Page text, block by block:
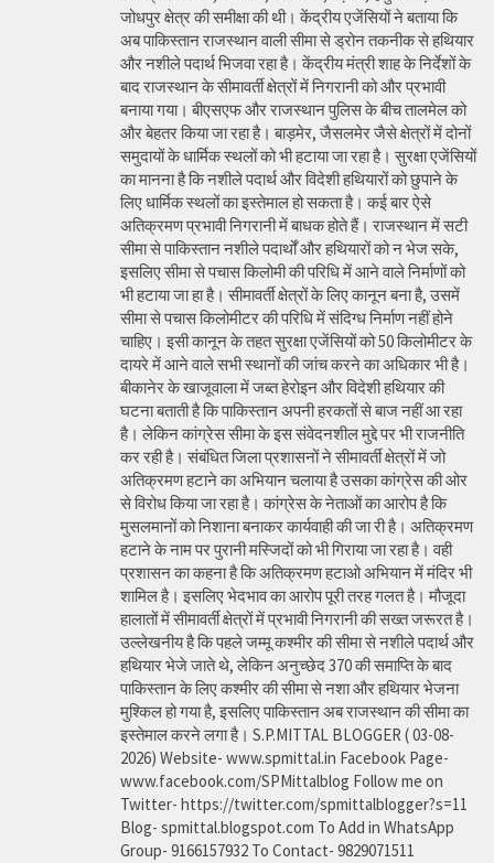
जोधपुर क्षेत्र की समीक्षा की थी। केंद्रीय एजेंसियों ने बताया कि
अब पाकिस्तान राजस्थान वाली सीमा से ड्रोन तकनीक से हथियार
और नशीले पदार्थ भिजवा रहा है। केंद्रीय मंत्री शाह के निर्देशों के
बाद राजस्थान के सीमावर्ती क्षेत्रों में निगरानी को और प्रभावी
बनाया गया। बीएसएफ और राजस्थान पुलिस के बीच तालमेल को
और बेहतर किया जा रहा है। बाड़मेर, जैसलमेर जैसे क्षेत्रों में दोनों
समुदायों के धार्मिक स्थलों को भी हटाया जा रहा है। सुरक्षा एजेंसियों
का मानना है कि नशीले पदार्थ और विदेशी हथियारों को छुपाने के
लिए धार्मिक स्थलों का इस्तेमाल हो सकता है। कई बार ऐसे
अतिक्रमण प्रभावी निगरानी में बाधक होते हैं। राजस्थान में सटी
सीमा से पाकिस्तान नशीले पदार्थों और हथियारों को न भेज सके,
इसलिए सीमा से पचास किलोमी की परिधि में आने वाले निर्माणों को
भी हटाया जा हा है। सीमावर्ती क्षेत्रों के लिए कानून बना है, उसमें
सीमा से पचास किलोमीटर की परिधि में संदिग्ध निर्माण नहीं होने
चाहिए। इसी कानून के तहत सुरक्षा एजेंसियों को 50 किलोमीटर के
दायरे में आने वाले सभी स्थानों की जांच करने का अधिकार भी है।
बीकानेर के खाजूवाला में जब्त हेरोइन और विदेशी हथियार की
घटना बताती है कि पाकिस्तान अपनी हरकतों से बाज नहीं आ रहा
है। लेकिन कांग्रेस सीमा के इस संवेदनशील मुद्दे पर भी राजनीति
कर रही है। संबंधित जिला प्रशासनों ने सीमावर्ती क्षेत्रों में जो
अतिक्रमण हटाने का अभियान चलाया है उसका कांग्रेस की ओर
से विरोध किया जा रहा है। कांग्रेस के नेताओं का आरोप है कि
मुसलमानों को निशाना बनाकर कार्यवाही की जा री है। अतिक्रमण
हटाने के नाम पर पुरानी मस्जिदों को भी गिराया जा रहा है। वही
प्रशासन का कहना है कि अतिक्रमण हटाओ अभियान में मंदिर भी
शामिल है। इसलिए भेदभाव का आरोप पूरी तरह गलत है। मौजूदा
हालातों में सीमावर्ती क्षेत्रों में प्रभावी निगरानी की सख्त जरूरत है।
उल्लेखनीय है कि पहले जम्मू कश्मीर की सीमा से नशीले पदार्थ और
हथियार भेजे जाते थे, लेकिन अनुच्छेद 370 की समाप्ति के बाद
पाकिस्तान के लिए कश्मीर की सीमा से नशा और हथियार भेजना
मुश्किल हो गया है, इसलिए पाकिस्तान अब राजस्थान की सीमा का
इस्तेमाल करने लगा है। S.P.MITTAL BLOGGER ( 03-08-
2026) Website- www.spmittal.in Facebook Page-
www.facebook.com/SPMittalblog Follow me on
Twitter- https://twitter.com/spmittalblogger?s=11
Blog- spmittal.blogspot.com To Add in WhatsApp
Group- 9166157932 To Contact- 9829071511